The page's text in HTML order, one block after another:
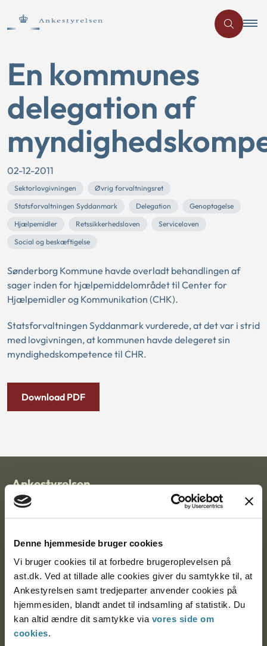
Denne hjemmeside bruger cookies
Vi bruger cookies til at forbedre brugeroplevelsen på
ast.dk. Ved at tillade alle cookies giver du samtykke til, at
Ankestyrelsen samt tredjeparter anvender cookies på
hjemmesiden, blandt andet til indsamling af statistik. Du
kan altid ændre dit samtykke via vores side om
cookies.
En kommunes
delegation af
02-12-2011
Sektorlovgivningen
Øvrig forvaltningsret
Statsforvaltningen Syddanmark
Delegation
Genoptagelse
Hjælpemidler
Retssikkerhedsloven
Serviceloven
Social og beskæftigelse
Sønderborg Kommune havde overladt behandlingen af
sager inden for hjælpemiddelområdet til Center for
Hjælpemidler og Kommunikation (CHK).
Statsforvaltningen Syddanmark vurderede, at det var i strid
med lovgivningen, at kommunen havde delegeret sin
myndighedskompetence til CHR.
Download PDF
Ankestyrelsen
Postadresse:
9000 Aalborg
Ankestyrelsen Aalborg
Ankestyrelsen København